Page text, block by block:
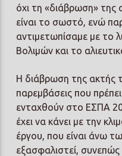
όχι τη «διάβρωση» της
είναι το σωστό, ενώ
αντιμετωπίσαμε με το
Βολιμών και το
Η διάβρωση της ακτής
παρεμβάσεις που
ενταχθούν στο ΕΣΠΑ
έχει να κάνει με την
έργου, που είναι άνω
εξασφαλιστεί,